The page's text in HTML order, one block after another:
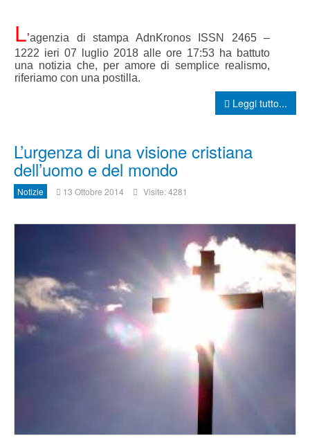
L’agenzia di stampa AdnKronos ISSN 2465 –
1222 ieri 07 luglio 2018 alle ore 17:53 ha battuto
una notizia che, per amore di semplice realismo,
riferiamo con una postilla.
Leggi tutto...
L’urgenza di una visione cristiana
dell’uomo e del mondo
Notizie 13 Ottobre 2014 Visite: 4281